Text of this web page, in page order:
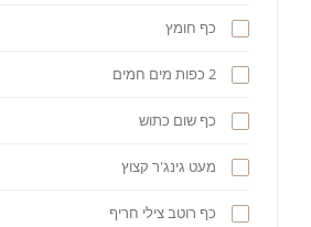
כף חומץ
2 כפות מים חמים
כף שום כתוש
מעט גינג'ר קצוץ
כף רוטב צילי חריף